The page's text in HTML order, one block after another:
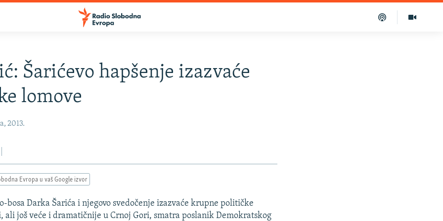
Šarićevo hapšenje izazvaće
lomove
2013.
Evropa u vaš Google izvor
bosa Darka Šarića i njegovo svedočenje izazvaće krupne političke
ali još veće i dramatičnije u Crnoj Gori, smatra poslanik Demokratskog